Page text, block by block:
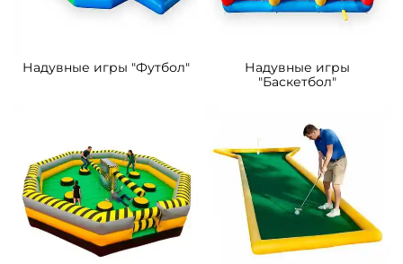
Надувные игры "Футбол"
Надувные игры
"Баскетбол"